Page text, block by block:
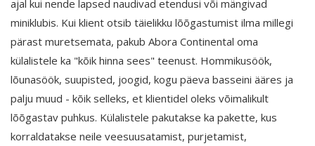
ajal kui nende lapsed naudivad etendusi või mängivad
miniklubis. Kui klient otsib täielikku lõõgastumist ilma millegi
pärast muretsemata, pakub Abora Continental oma
külalistele ka "kõik hinna sees" teenust. Hommikusöök,
lõunasöök, suupisted, joogid, kogu päeva basseini ääres ja
palju muud - kõik selleks, et klientidel oleks võimalikult
lõõgastav puhkus. Külalistele pakutakse ka pakette, kus
korraldatakse neile veesuusatamist, purjetamist,